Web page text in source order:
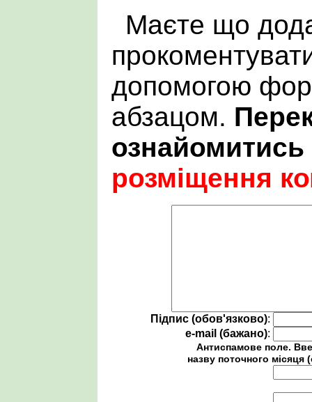
Маєте що
допомогою
абзацом.
розміщення
Підпис (обов'язково):
e-mail (бажано):
Антиспамове поле.
назву поточного